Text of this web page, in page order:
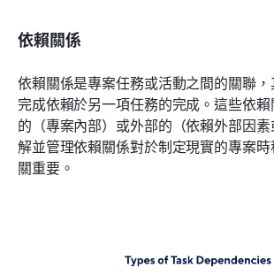
依賴關係
依賴關係是專案任務或活動之間的關聯
完成依賴於另一項任務的完成。這些依
的（專案內部）或外部的（依賴外部因
解並管理依賴關係對於制定現實的專案
關重要。